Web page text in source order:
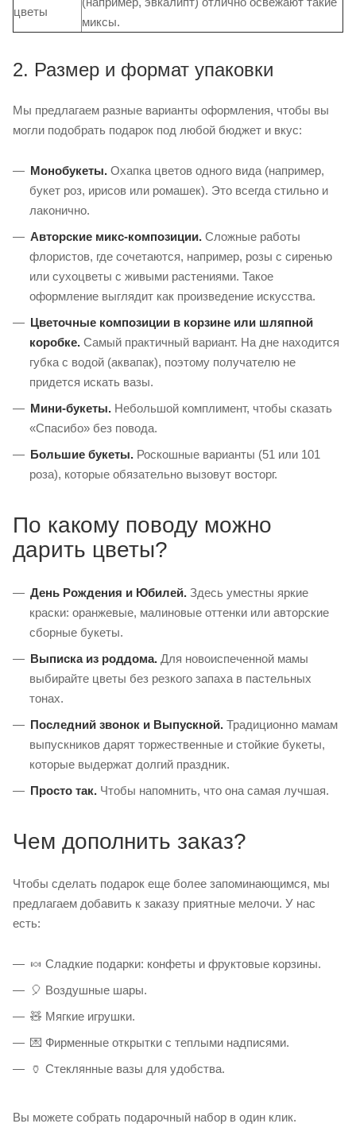
цветы
миксы.
2. Размер и формат упаковки
Мы предлагаем разные варианты оформления, чтобы вы
могли подобрать подарок под любой бюджет и вкус:
Монобукеты. Охапка цветов одного вида (например,
букет роз, ирисов или ромашек). Это всегда стильно и
лаконично.
Авторские микс-композиции. Сложные работы
флористов, где сочетаются, например, розы с сиренью
или сухоцветы с живыми растениями. Такое
оформление выглядит как произведение искусства.
Цветочные композиции в корзине или шляпной
коробке. Самый практичный вариант. На дне находится
губка с водой (аквапак), поэтому получателю не
придется искать вазы.
Мини-букеты. Небольшой комплимент, чтобы сказать
«Спасибо» без повода.
Большие букеты. Роскошные варианты (51 или 101
роза), которые обязательно вызовут восторг.
По какому поводу можно
дарить цветы?
День Рождения и Юбилей. Здесь уместны яркие
краски: оранжевые, малиновые оттенки или авторские
сборные букеты.
Выписка из роддома. Для новоиспеченной мамы
выбирайте цветы без резкого запаха в пастельных
тонах.
Последний звонок и Выпускной. Традиционно мамам
выпускников дарят торжественные и стойкие букеты,
которые выдержат долгий праздник.
Просто так. Чтобы напомнить, что она самая лучшая.
Чем дополнить заказ?
Чтобы сделать подарок еще более запоминающимся, мы
предлагаем добавить к заказу приятные мелочи. У нас
есть:
🍬 Сладкие подарки: конфеты и фруктовые корзины.
🎈 Воздушные шары.
🧸 Мягкие игрушки.
💌 Фирменные открытки с теплыми надписями.
🏺 Стеклянные вазы для удобства.
Вы можете собрать подарочный набор в один клик.